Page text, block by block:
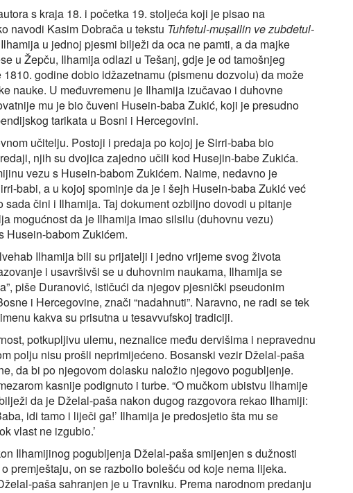
s kraja 18. i početka 19. stoljeća koji je pisao na
navodi Kasim Dobrača u tekstu Tuhfetul-muṣallin ve zubdetul-
u jednoj pjesmi bilježi da oca ne pamti, a da majke
u Žepču, Ilhamija odlazi u Tešanj, gdje je od tamošnjeg
godine dobio idžazetnamu (pismenu dozvolu) da može
nauke. U međuvremenu je Ilhamija izučavao i duhovne
mu je bio čuveni Husein-baba Zukić, koji je presudno
tarikata u Bosni i Hercegovini.
učitelju. Postoji i predaja po kojoj je Sirri‑baba bio
njih su dvojica zajedno učili kod Husejin‑babe Zukića.
vezu s Husein-babom Zukićem. Naime, nedavno je
babi, a u kojoj spominje da je i šejh Husein-baba Zukić već
čini i Ilhamija. Taj dokument ozbiljno dovodi u pitanje
mogućnost da je Ilhamija imao silsilu (duhovnu vezu)
Husein-babom Zukićem.
Ilhamija bili su prijatelji i jedno vrijeme svog života
i usavršivši se u duhovnim naukama, Ilhamija se
piše Duranović, ističući da njegov pjesnički pseudonim
i Hercegovine, znači “nadahnuti”. Naravno, ne radi se tek
kakva su prisutna u tesavvufskoj tradiciji.
potkupljivu ulemu, neznalice među dervišima i nepravednu
polju nisu prošli neprimijećeno. Bosanski vezir Dželal-paša
da bi po njegovom dolasku naložio njegovo pogubljenje.
kasnije podignuto i turbe. “O mučkom ubistvu Ilhamije
da je Dželal-paša nakon dugog razgovora rekao Ilhamiji:
idi tamo i liječi ga!’ Ilhamija je predosjetio šta mu se
vlast ne izgubio.’
Ilhamijinog pogubljenja Dželal-paša smijenjen s dužnosti
premještaju, on se razbolio bolešću od koje nema lijeka.
paša sahranjen je u Travniku. Prema narodnom predanju